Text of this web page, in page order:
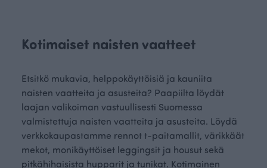
Kotimaiset naisten vaatteet
Etsitkö mukavia, helppokäyttöisiä ja kauniita
naisten vaatteita ja asusteita? Paapiilta löydät
laajan valikoiman vastuullisesti Suomessa
valmistettuja naisten vaatteita ja asusteita. Löydä
verkkokaupastamme rennot t-paitamallit, värikkäät
mekot, monikäyttöiset leggingsit ja housut sekä
pitkähihaisista hupparit ja tunikat. Kotimainen